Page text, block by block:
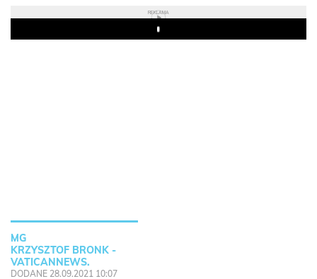
REKLAMA
Play
MG
KRZYSZTOF BRONK -
VATICANNEWS.
DODANE 28.09.2021 10:07